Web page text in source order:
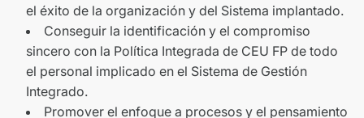
el éxito de la organización y del Sistema implantado.
Conseguir la identificación y el compromiso
sincero con la Política Integrada de CEU FP de todo
el personal implicado en el Sistema de Gestión
Integrado.
Promover el enfoque a procesos y el pensamiento